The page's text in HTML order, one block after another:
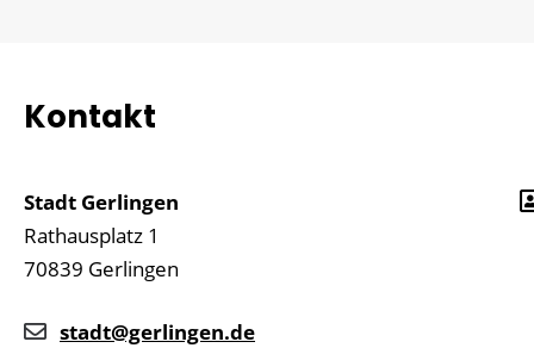
Kontakt
Stadt Gerlingen
Rathausplatz 1
70839 Gerlingen
stadt@gerlingen.de